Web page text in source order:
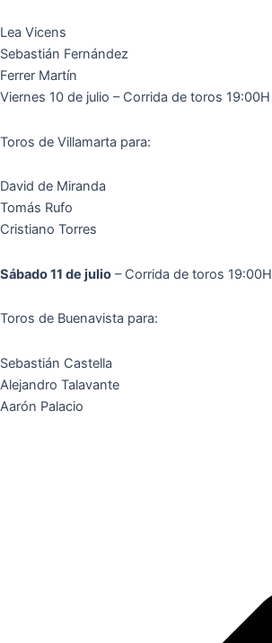
Lea Vicens
Sebastián Fernández
Ferrer Martín
Viernes 10 de julio – Corrida de toros 19:00H
Toros de Villamarta para:
David de Miranda
Tomás Rufo
Cristiano Torres
Sábado 11 de julio – Corrida de toros 19:00H
Toros de Buenavista para:
Sebastián Castella
Alejandro Talavante
Aarón Palacio